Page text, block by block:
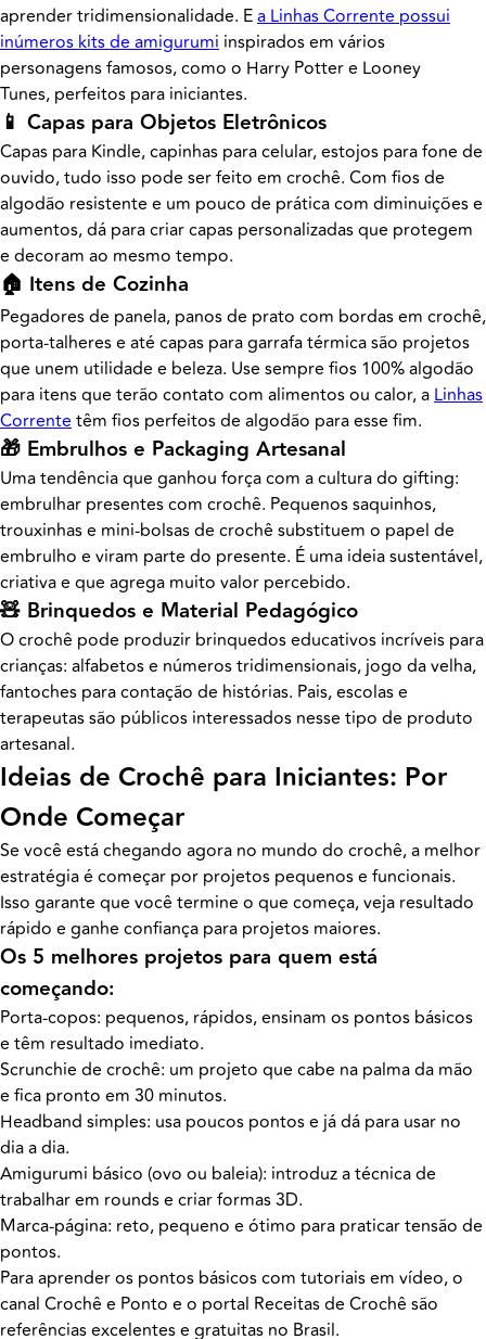
aprender tridimensionalidade. Ea Linhas Corrente possui
inúmeros kits de amigurumi inspirados em vários
personagens famosos, como o Harry Potter e Looney
Tunes, perfeitos para iniciantes.
📱 Capas para Objetos Eletrônicos
Capas para Kindle, capinhas para celular, estojos para fone de
ouvido, tudo isso pode ser feito em crochê. Com fios de
algodão resistente e um pouco de prática com diminuições e
aumentos, dá para criar capas personalizadas que protegem
e decoram ao mesmo tempo.
🏠 Itens de Cozinha
Pegadores de panela, panos de prato com bordas em crochê,
porta-talheres e até capas para garrafa térmica são projetos
que unem utilidade e beleza. Use sempre fios 100% algodão
para itens que terão contato com alimentos ou calor, aLinhas
Correntetêm fios perfeitos de algodão para esse fim.
🎁 Embrulhos e Packaging Artesanal
Uma tendência que ganhou força com a cultura do gifting:
embrulhar presentes com crochê. Pequenos saquinhos,
trouxinhas e mini-bolsas de crochê substituem o papel de
embrulho e viram parte do presente. É uma ideia sustentável,
criativa e que agrega muito valor percebido.
🧸 Brinquedos e Material Pedagógico
O crochê pode produzir brinquedos educativos incríveis para
crianças: alfabetos e números tridimensionais, jogo da velha,
fantoches para contação de histórias. Pais, escolas e
terapeutas são públicos interessados nesse tipo de produto
artesanal.
Ideias de Crochê para Iniciantes: Por
Onde Começar
Se você está chegando agora no mundo do crochê, a melhor
estratégia é começar por projetos pequenos e funcionais.
Isso garante que você termine o que começa, veja resultado
rápido e ganhe confiança para projetos maiores.
Os 5 melhores projetos para quem está
começando:
Porta-copos: pequenos, rápidos, ensinam os pontos básicos
e têm resultado imediato.
Scrunchie de crochê: um projeto que cabe na palma da mão
e fica pronto em 30 minutos.
Headband simples: usa poucos pontos e já dá para usar no
dia a dia.
Amigurumi básico (ovo ou baleia): introduz a técnica de
trabalhar em rounds e criar formas 3D.
Marca-página: reto, pequeno e ótimo para praticar tensão de
pontos.
Para aprender os pontos básicos com tutoriais em vídeo, o
canal Crochê e Ponto e o portal Receitas de Crochê são
referências excelentes e gratuitas no Brasil.